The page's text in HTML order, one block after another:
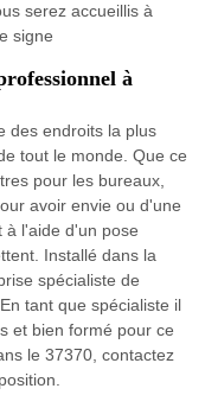
serez accueillis à
signe
à
des endroits la plus
tout le monde. Que ce
pour les bureaux,
avoir envie ou d'une
à l'aide d'un pose
Installé dans la
spécialiste de
tant que spécialiste il
et bien formé pour ce
le 37370, contactez